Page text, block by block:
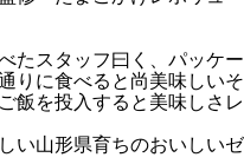
たスタッフ曰く、パッケー
りに食べると尚美味しいそ
飯を投入すると美味しさレ
い山形県育ちのおいしいゼ